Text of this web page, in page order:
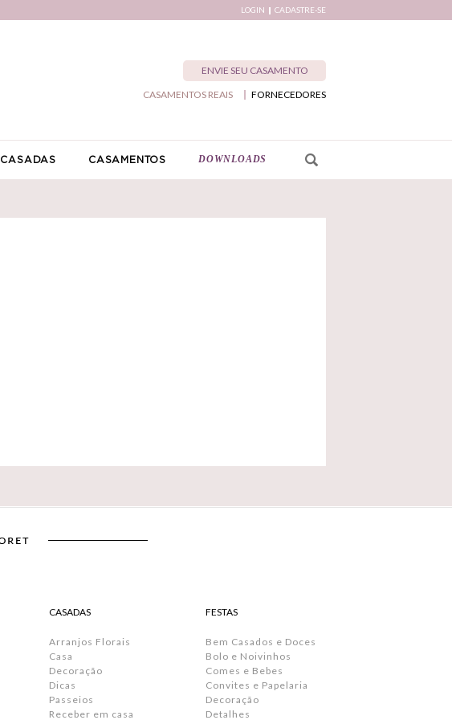
LOGIN CADASTRE-SE
ENVIE SEU CASAMENTO
FORNECEDORES
CASAMENTOS REAIS
CASADAS CASAMENTOS DOWNLOADS
CASADAS
Arranjos Florais
Casa
Decoração
Dicas
Passeios
Receber em casa
FESTAS
Bem Casados e Doces
Bolo e Noivinhos
Comes e Bebes
Convites e Papelaria
Decoração
Detalhes